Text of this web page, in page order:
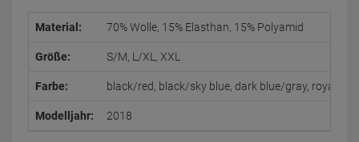
Material: 70% Wolle, 15% Elasthan, 15% Polyamid
Größe: S/M, L/XL, XXL
Farbe: black/red, black/sky blue, dark blue/gray, royal/red
Modelljahr: 2018